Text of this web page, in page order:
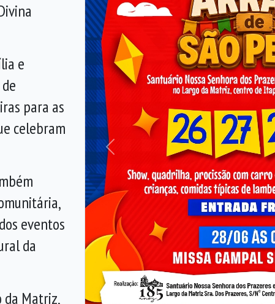
Anterior
e
para as
celebram
eventos
da
da Matriz,